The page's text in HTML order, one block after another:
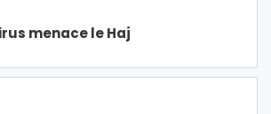
menace le Haj